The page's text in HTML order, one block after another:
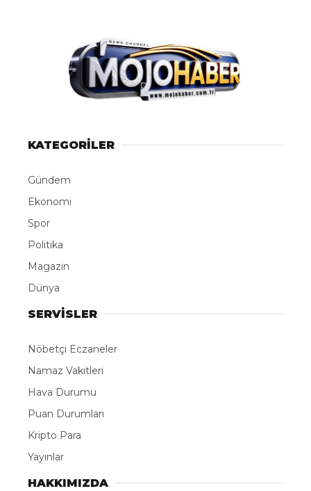
KATEGORİLER
Gündem
Ekonomi
Spor
Politika
Magazin
Dünya
SERVİSLER
Nöbetçi Eczaneler
Namaz Vakitleri
Hava Durumu
Puan Durumları
Kripto Para
Yayınlar
HAKKIMIZDA